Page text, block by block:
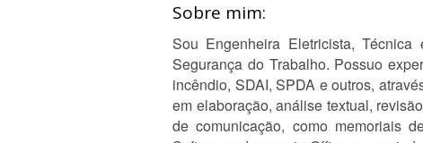
Sobre mim:
Sou Engenheira Eletricista,
Segurança do Trabalho. Possuo
incêndio, SDAI, SPDA e outros,
em elaboração, análise textual,
de comunicação, como memoriais